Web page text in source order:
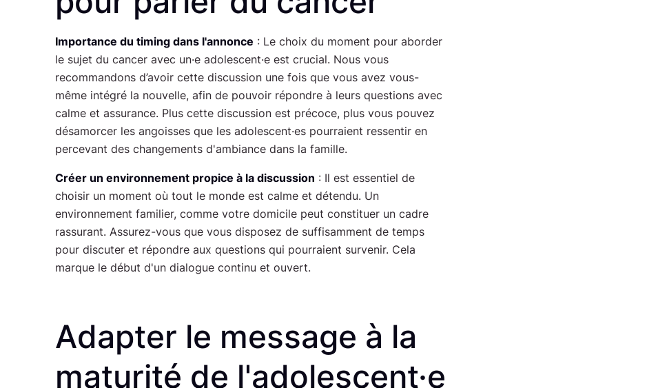
Importance du timing dans l'annonce : Le choix du moment pour aborder
le sujet du cancer avec un·e adolescent·e est crucial. Nous vous
recommandons d’avoir cette discussion une fois que vous avez vous-
même intégré la nouvelle, afin de pouvoir répondre à leurs questions avec
calme et assurance. Plus cette discussion est précoce, plus vous pouvez
désamorcer les angoisses que les adolescent·es pourraient ressentir en
percevant des changements d'ambiance dans la famille.
Créer un environnement propice à la discussion : Il est essentiel de
choisir un moment où tout le monde est calme et détendu. Un
environnement familier, comme votre domicile peut constituer un cadre
rassurant. Assurez-vous que vous disposez de suffisamment de temps
pour discuter et répondre aux questions qui pourraient survenir. Cela
marque le début d'un dialogue continu et ouvert.
Adapter le message à la
maturité de l'adolescent·e